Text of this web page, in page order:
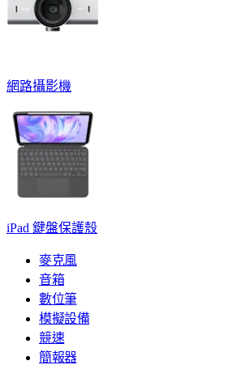
網路攝影機
iPad 鍵盤保護殼
麥克風
音箱
數位筆
模擬設備
競速
簡報器